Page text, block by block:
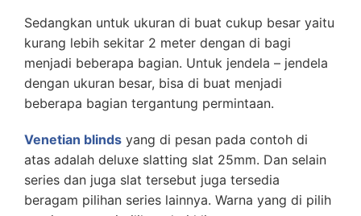
Sedangkan untuk ukuran di buat cukup besar yaitu
kurang lebih sekitar 2 meter dengan di bagi
menjadi beberapa bagian. Untuk jendela – jendela
dengan ukuran besar, bisa di buat menjadi
beberapa bagian tergantung permintaan.
Venetian blinds yang di pesan pada contoh di
atas adalah deluxe slatting slat 25mm. Dan selain
series dan juga slat tersebut juga tersedia
beragam pilihan series lainnya. Warna yang di pilih